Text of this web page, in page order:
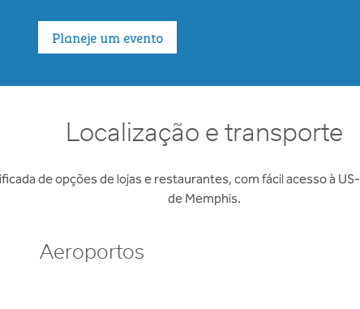
Planeje um evento
Localização e transporte
de opções de lojas e restaurantes, com fácil acesso à
de Memphis.
Aeroportos